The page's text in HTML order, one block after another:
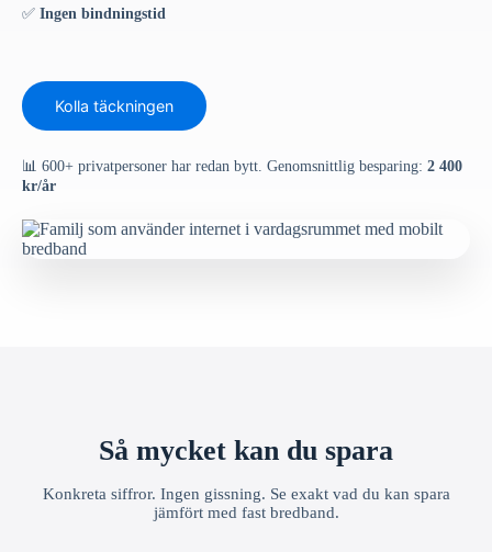
✅ Ingen bindningstid
Kolla täckningen
📊 600+ privatpersoner har redan bytt. Genomsnittlig besparing: 2 400
kr/år
Så mycket kan du spara
Konkreta siffror. Ingen gissning. Se exakt vad du kan spara
jämfört med fast bredband.